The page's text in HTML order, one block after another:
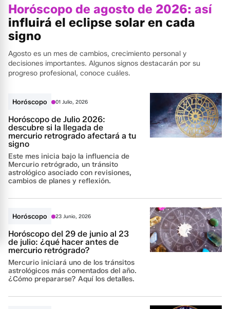
Horóscopo de agosto de 2026: así
influirá el eclipse solar en cada
signo
Agosto es un mes de cambios, crecimiento personal y
decisiones importantes. Algunos signos destacarán por su
progreso profesional, conoce cuáles.
Horóscopo 01 Julio, 2026
Horóscopo de Julio 2026:
descubre si la llegada de
mercurio retrogrado afectará a tu
signo
Este mes inicia bajo la influencia de
Mercurio retrógrado, un tránsito
astrológico asociado con revisiones,
cambios de planes y reflexión.
Horóscopo 23 Junio, 2026
Horóscopo del 29 de junio al 23
de julio: ¿qué hacer antes de
mercurio retrógrado?
Mercurio iniciará uno de los tránsitos
astrológicos más comentados del año.
¿Cómo prepararse? Aquí los detalles.